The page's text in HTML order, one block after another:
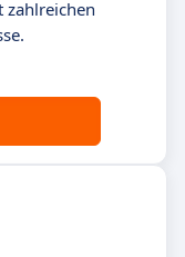
zahlreichen